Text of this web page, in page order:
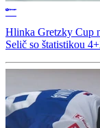
Hlinka Gretzky Cup
Selič so štatistikou